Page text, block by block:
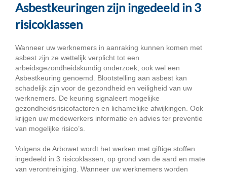
Asbestkeuringen zijn ingedeeld in 3
risicoklassen
Wanneer uw werknemers in aanraking kunnen komen met
asbest zijn ze wettelijk verplicht tot een
arbeidsgezondheidskundig onderzoek, ook wel een
Asbestkeuring genoemd. Blootstelling aan asbest kan
schadelijk zijn voor de gezondheid en veiligheid van uw
werknemers. De keuring signaleert mogelijke
gezondheidsrisicofactoren en lichamelijke afwijkingen. Ook
krijgen uw medewerkers informatie en advies ter preventie
van mogelijke risico’s.
Volgens de Arbowet wordt het werken met giftige stoffen
ingedeeld in 3 risicoklassen, op grond van de aard en mate
van verontreiniging. Wanneer uw werknemers worden